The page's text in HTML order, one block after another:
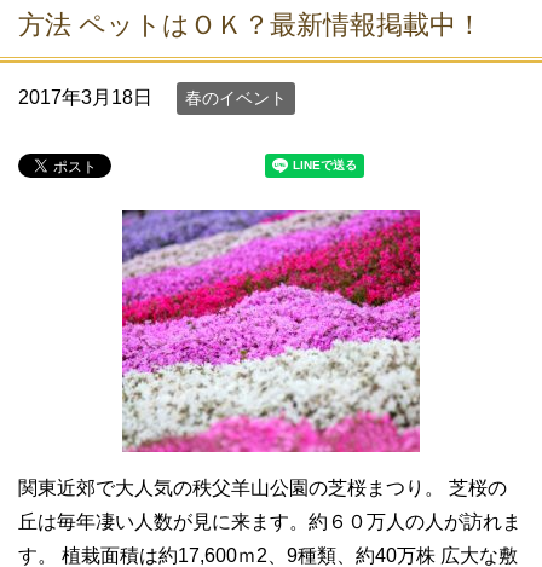
方法 ペットはＯＫ？最新情報掲載中！
2017年3月18日 春のイベント
関東近郊で大人気の秩父羊山公園の芝桜まつり。 芝桜の
丘は毎年凄い人数が見に来ます。約６０万人の人が訪れま
す。 植栽面積は約17,600ｍ2、9種類、約40万株 広大な敷